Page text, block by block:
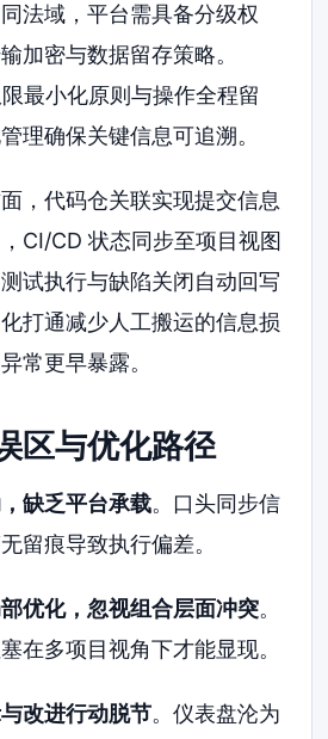
法域，平台需具备分级权
加密与数据留存策略。
最小化原则与操作全程留
理确保关键信息可追溯。
，代码仓关联实现提交信息
CI/CD 状态同步至项目视图
试执行与缺陷关闭自动回写
打通减少人工搬运的信息损
常更早暴露。
区与优化路径
缺乏平台承载。口头同步信
留痕导致执行偏差。
优化，忽视组合层面冲突。
在多项目视角下才能显现。
改进行动脱节。仪表盘沦为